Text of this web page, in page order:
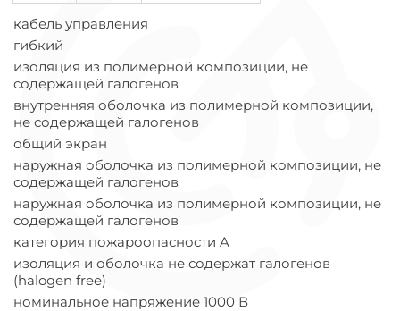
кабель управления
гибкий
изоляция из полимерной композиции, не
содержащей галогенов
внутренняя оболочка из полимерной композиции,
не содержащей галогенов
общий экран
наружная оболочка из полимерной композиции, не
содержащей галогенов
наружная оболочка из полимерной композиции, не
содержащей галогенов
категория пожароопасности A
изоляция и оболочка не содержат галогенов
(halogen free)
номинальное напряжение 1000 В